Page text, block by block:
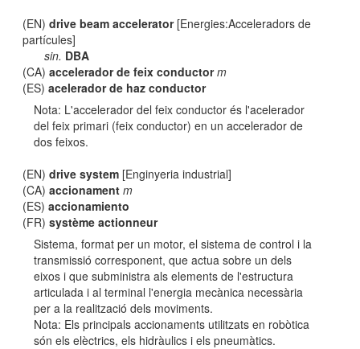
(EN)drive beam accelerator[Energies:Acceleradors de
partícules]
sin. DBA
(CA)accelerador de feix conductor m
(ES)acelerador de haz conductor
Nota: L'accelerador del feix conductor és l'acelerador
del feix primari (feix conductor) en un accelerador de
dos feixos.
(EN)drive system [Enginyeria industrial]
(CA)accionament m
(ES)accionamiento
(FR)système actionneur
Sistema, format per un motor, el sistema de control i la
transmissió corresponent, que actua sobre un dels
eixos i que subministra als elements de l'estructura
articulada i al terminal l'energia mecànica necessària
per a la realització dels moviments.
Nota: Els principals accionaments utilitzats en robòtica
són els elèctrics, els hidràulics i els pneumàtics.